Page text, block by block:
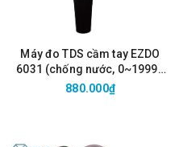
Máy đo TDS cầm tay EZDO
6031 (chống nước, 0~19990
ppm; ± 1% FS)
880.000₫